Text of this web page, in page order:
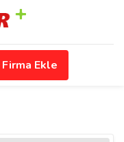
Firma Ekle